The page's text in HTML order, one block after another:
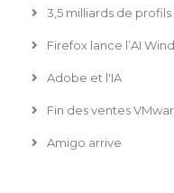
3,5 milliards de
Firefox lance l’AI
Adobe et l'IA
Fin des ventes
Amigo arrive